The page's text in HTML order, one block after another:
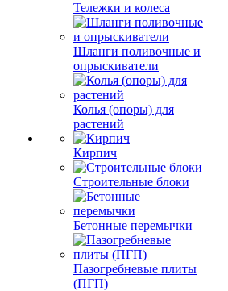
Тележки и колеса
Шланги поливочные и
опрыскиватели
Колья (опоры) для
растений
Кирпич
Строительные блоки
Бетонные перемычки
Пазогребневые плиты
(ПГП)